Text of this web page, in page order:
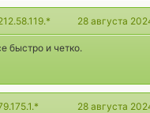
28 августа
быстро и четко.
28 августа